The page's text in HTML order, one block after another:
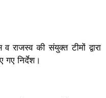
राजस्व की संयुक्त टीमों द्वारा
गए निर्देश।